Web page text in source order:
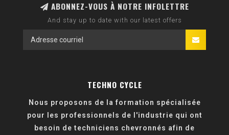
ABONNEZ-VOUS À NOTRE INFOLETTRE
And stay up to date with our latest offers
TECHNO CYCLE
Nous proposons de la formation spécialisée
pour les professionnels de l'industrie qui ont
besoin de techniciens chevronnés afin de